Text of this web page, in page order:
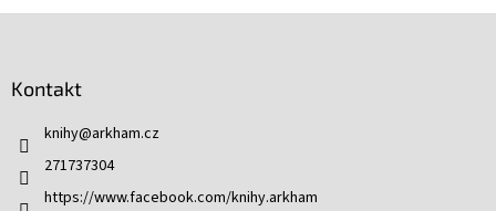
Kontakt
knihy@arkham.cz
271737304
https://www.facebook.com/knihy.arkham